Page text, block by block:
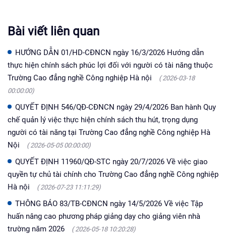
Bài viết liên quan
HƯỚNG DẪN 01/HD-CĐNCN ngày 16/3/2026 Hướng dẫn
thực hiện chính sách phúc lợi đối với người có tài năng thuộc
Trường Cao đẳng nghề Công nghiệp Hà nội
( 2026-03-18
00:00:00)
QUYẾT ĐỊNH 546/QĐ-CĐNCN ngày 29/4/2026 Ban hành Quy
chế quản lý việc thực hiện chính sách thu hút, trọng dụng
người có tài năng tại Trường Cao đẳng nghề Công nghiệp Hà
Nội
( 2026-05-05 00:00:00)
QUYẾT ĐỊNH 11960/QĐ-STC ngày 20/7/2026 Về việc giao
quyền tự chủ tài chính cho Trường Cao đẳng nghề Công nghiệp
Hà nội
( 2026-07-23 11:11:29)
THÔNG BÁO 83/TB-CĐNCN ngày 14/5/2026 Về việc Tập
huấn nâng cao phương pháp giảng dạy cho giảng viên nhà
trường năm 2026
( 2026-05-18 10:20:28)